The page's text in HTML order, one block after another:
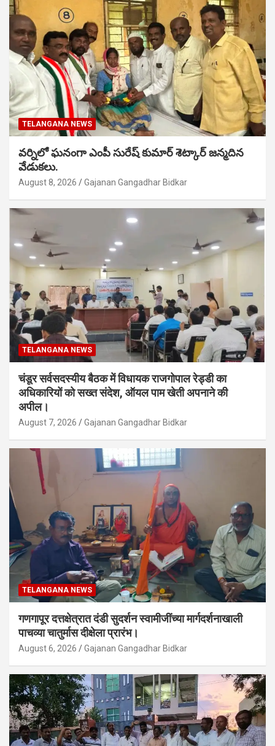
TELANGANA NEWS
వర్నిలో ఘనంగా ఎంపీ సురేష్ కుమార్ శెట్కార్ జన్మదిన
వేడుకలు.
August 8, 2026 Gajanan Gangadhar Bidkar
TELANGANA NEWS
चंडूर सर्वसदस्यीय बैठक में विधायक राजगोपाल रेड्डी का
अधिकारियों को सख्त संदेश, ऑयल पाम खेती अपनाने की
अपील।
August 7, 2026 Gajanan Gangadhar Bidkar
TELANGANA NEWS
गणगापूर दत्तक्षेत्रात दंडी सुदर्शन स्वामीजींच्या मार्गदर्शनाखाली
पाचव्या चातुर्मास दीक्षेला प्रारंभ।
August 6, 2026 Gajanan Gangadhar Bidkar